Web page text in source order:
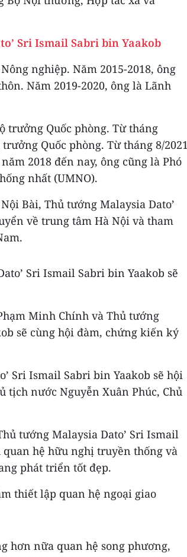
Sri Ismail Sabri bin Yaakob
nghiệp. Năm 2015-2018, ông
Năm 2019-2020, ông là Lãnh
trưởng Quốc phòng. Từ tháng
Quốc phòng. Từ tháng 8/2021
2018 đến nay, ông cũng là Phó
nhất (UMNO).
Bài, Thủ tướng Malaysia Dato’
về trung tâm Hà Nội và tham
Sri Ismail Sabri bin Yaakob sẽ
Minh Chính và Thủ tướng
sẽ cùng hội đàm, chứng kiến ký
Sri Ismail Sabri bin Yaakob sẽ hội
tịch nước Nguyễn Xuân Phúc, Chủ
tướng Malaysia Dato’ Sri Ismail
hệ hữu nghị truyền thống và
phát triển tốt đẹp.
thiết lập quan hệ ngoại giao
hơn nữa quan hệ song phương,